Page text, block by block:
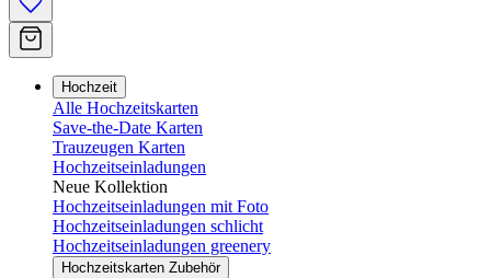
Hochzeit
Alle Hochzeitskarten
Save-the-Date Karten
Trauzeugen Karten
Hochzeitseinladungen
Neue Kollektion
Hochzeitseinladungen mit Foto
Hochzeitseinladungen schlicht
Hochzeitseinladungen greenery
Hochzeitskarten Zubehör